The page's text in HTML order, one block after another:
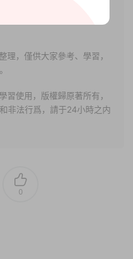
源，請聯系我們。将會第一
理，僅供大家參考、學習，
習使用，版權歸原著所有，
非法行爲，請于24小時之内
0